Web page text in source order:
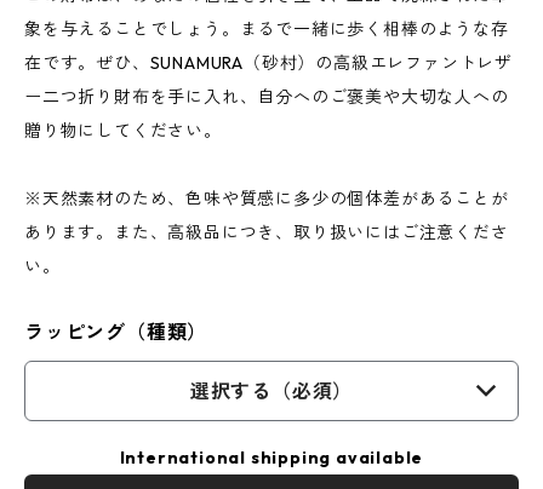
象を与えることでしょう。まるで一緒に歩く相棒のような存
在です。ぜひ、SUNAMURA（砂村）の高級エレファントレザ
ー二つ折り財布を手に入れ、自分へのご褒美や大切な人への
贈り物にしてください。
※天然素材のため、色味や質感に多少の個体差があることが
あります。また、高級品につき、取り扱いにはご注意くださ
い。
ラッピング（種類）
選択する（必須）
International shipping available